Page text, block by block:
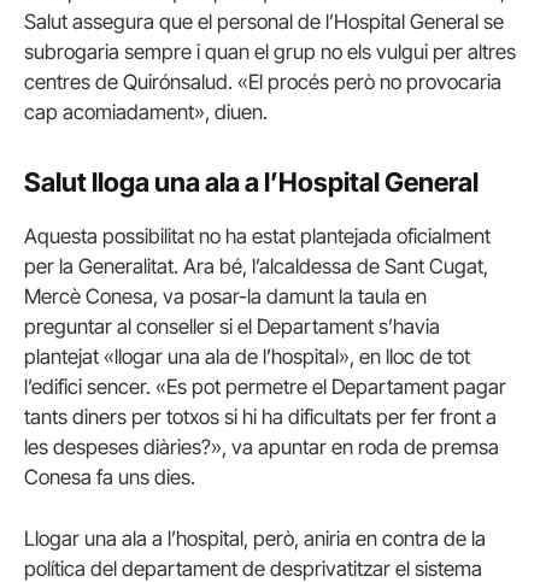
Salut assegura que el personal de l’Hospital General se
subrogaria sempre i quan el grup no els vulgui per altres
centres de Quirónsalud. «El procés però no provocaria
cap acomiadament», diuen.
Salut lloga una ala a l’Hospital General
Aquesta possibilitat no ha estat plantejada oficialment
per la Generalitat. Ara bé, l’alcaldessa de Sant Cugat,
Mercè Conesa, va posar-la damunt la taula en
preguntar al conseller si el Departament s’havia
plantejat «llogar una ala de l’hospital», en lloc de tot
l’edifici sencer. «Es pot permetre el Departament pagar
tants diners per totxos si hi ha dificultats per fer front a
les despeses diàries?», va apuntar en roda de premsa
Conesa fa uns dies.
Llogar una ala a l’hospital, però, aniria en contra de la
política del departament de desprivatitzar el sistema